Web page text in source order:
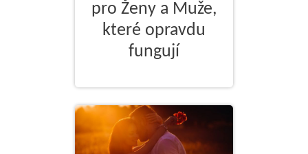
pro Ženy a Muže,
které opravdu
fungují